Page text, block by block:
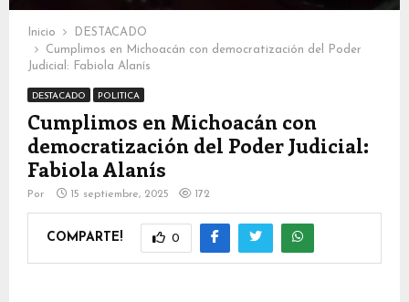
Inicio
DESTACADO
Cumplimos en Michoacán con democratización del Poder
Judicial: Fabiola Alanís
DESTACADO POLITICA
Cumplimos en Michoacán con
democratización del Poder Judicial:
Fabiola Alanís
Por 15 septiembre, 2025 172
COMPARTE! 0